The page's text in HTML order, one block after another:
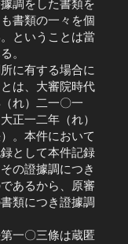
調をした書類を
書類の一々を個
ということは當
。
に有する場合に
は、大審院時代
れ）二一〇一
正一二年（れ）
。本件において
として本件記録
の證據調につき
あるから、原審
類につき證據調
一〇三條は蔵匿